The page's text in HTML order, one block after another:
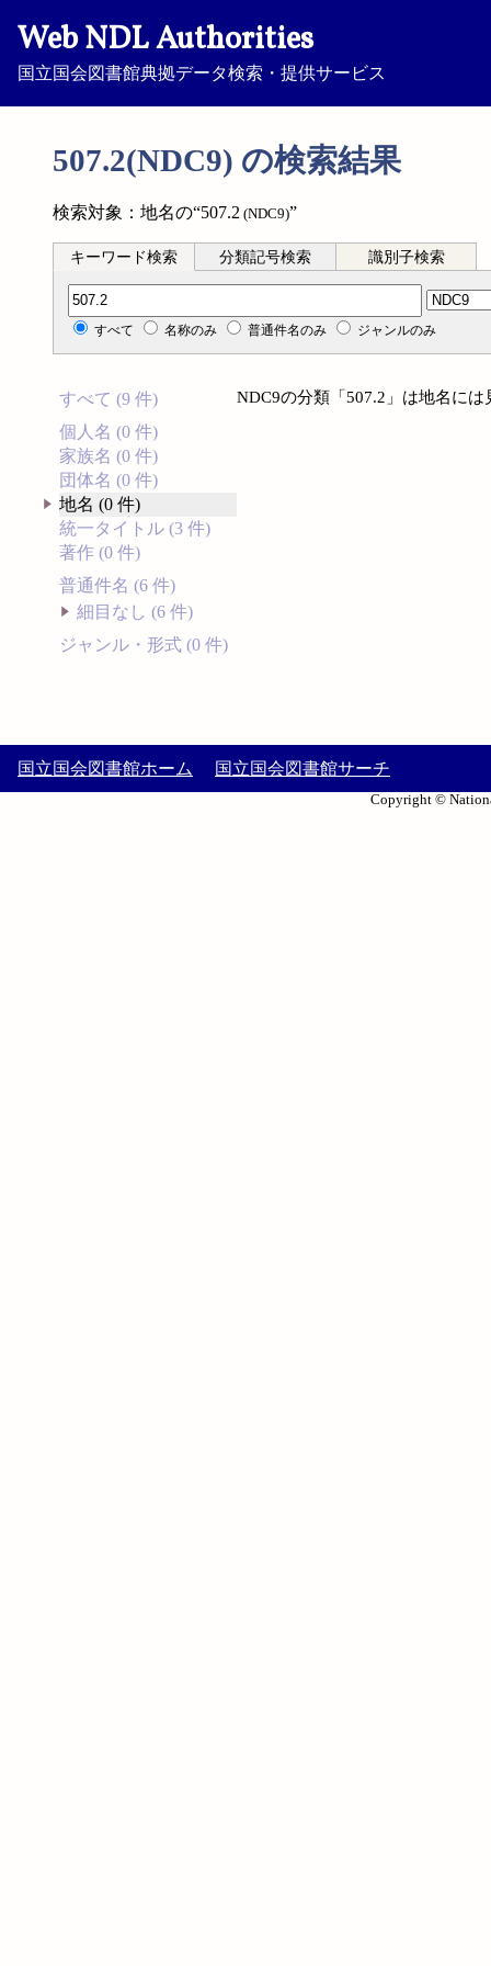
Web NDL Authorities
国立国会図書館典拠データ検索・提供サービス
507.2(NDC9) の検索結果
検索対象：地名の“507.2 (NDC9)”
キーワード検索 分類記号検索 識別子検索
分類記号検索
すべて 名称のみ 普通件名のみ ジャンルのみ
すべて (9 件)
個人名 (0 件)
家族名 (0 件)
団体名 (0 件)
地名 (0 件)
統一タイトル (3 件)
著作 (0 件)
普通件名 (6 件)
細目なし (6 件)
ジャンル・形式 (0 件)
NDC9の分類「507.2」は地名に
国立国会図書館ホーム 国立国会図書館サーチ
Copyright ©